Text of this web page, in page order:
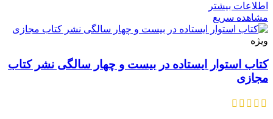
اطلاعات بیشتر
مشاهده سریع
ویژه
کتاب استوار ایستاده در بیست و چهار سالگی نشر کتاب
مجازی